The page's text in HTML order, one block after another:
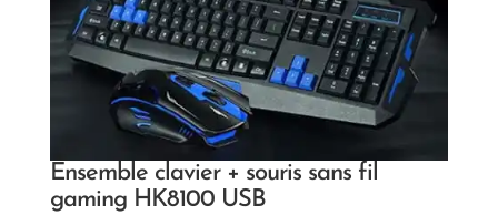
Ensemble clavier + souris sans fil
gaming HK8100 USB